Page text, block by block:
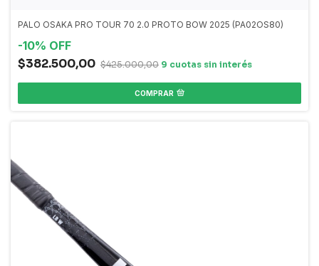
PALO OSAKA PRO TOUR 70 2.0 PROTO BOW 2025 (PA02OS80)
-10% OFF
$382.500,00 $425.000,00
COMPRAR